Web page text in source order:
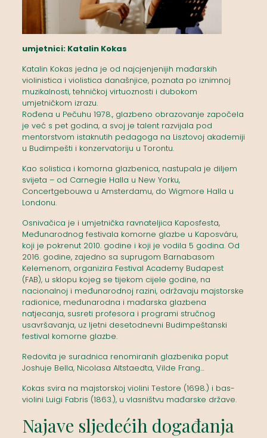
umjetnici: Katalin Kokas
Katalin Kokas jedna je od najcjenjenijih mađarskih
violinistica i violistica današnjice, poznata po iznimnoj
muzikalnosti, tehničkoj virtuoznosti i dubokom
umjetničkom izrazu.
Rođena u Pečuhu 1978., glazbeno obrazovanje započela
je već s pet godina, a svoj je talent razvijala pod
mentorstvom istaknutih pedagoga na Lisztovoj akademiji
u Budimpešti i konzervatoriju u Torontu.
Kao solistica i komorna glazbenica, nastupala je diljem
svijeta – od Carnegie Halla u New Yorku,
Concertgebouwa u Amsterdamu, do Wigmore Halla u
Londonu.
Osnivačica je i umjetnička ravnateljica Kaposfesta,
Međunarodnog festivala komorne glazbe u Kaposváru,
koji je pokrenut 2010. godine i koji je vodila 5 godina. Od
2016. godine, zajedno sa suprugom Barnabasom
Kelemenom, organizira Festival Academy Budapest
(FAB), u sklopu kojeg se tijekom cijele godine, na
nacionalnoj i međunarodnoj razini, održavaju majstorske
radionice, međunarodna i mađarska glazbena
natjecanja, susreti profesora i programi stručnog
usavršavanja, uz ljetni desetodnevni Budimpeštanski
festival komorne glazbe.
Redovita je suradnica renomiranih glazbenika poput
Joshuje Bella, Nicolasa Altstaedta, Vilde Frang…
Kokas svira na majstorskoj violini Testore (1698.) i bas-
violini Luigi Fabris (1863.), u vlasništvu mađarske države.
Najave sljedećih događanja